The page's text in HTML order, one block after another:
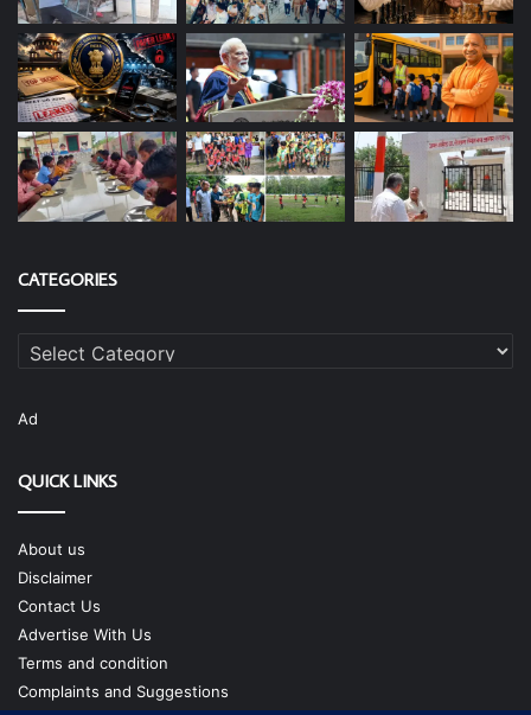
CATEGORIES
Categories
Ad
QUICK LINKS
About us
Disclaimer
Contact Us
Advertise With Us
Terms and condition
Complaints and Suggestions